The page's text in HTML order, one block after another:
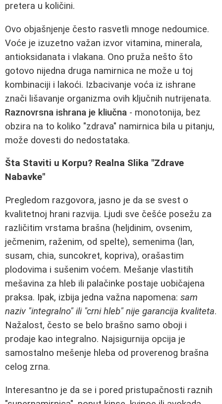
pretera u količini.
Ovo objašnjenje često rasvetli mnoge nedoumice.
Voće je izuzetno važan izvor vitamina, minerala,
antioksidanata i vlakana. Ono pruža nešto što
gotovo nijedna druga namirnica ne može u toj
kombinaciji i lakoći. Izbacivanje voća iz ishrane
znači lišavanje organizma ovih ključnih nutrijenata.
Raznovrsna ishrana je kliučna - monotonija, bez
obzira na to koliko "zdrava" namirnica bila u pitanju,
može dovesti do nedostataka.
Šta Staviti u Korpu? Realna Slika "Zdrave
Nabavke"
Pregledom razgovora, jasno je da se svest o
kvalitetnoj hrani razvija. Ljudi sve češće posežu za
različitim vrstama brašna (heljdinim, ovsenim,
ječmenim, raženim, od spelte), semenima (lan,
susam, chia, suncokret, kopriva), orašastim
plodovima i sušenim voćem. Mešanje vlastitih
mešavina za hleb ili palačinke postaje uobičajena
praksa. Ipak, izbija jedna važna napomena: sam
naziv "integralno" ili "crni hleb" nije garancija kvaliteta.
Nažalost, često se belo brašno samo oboji i
prodaje kao integralno. Najsigurnija opcija je
samostalno mešenje hleba od proverenog brašna
celog zrna.
Interesantno je da se i pored pristupačnosti raznih